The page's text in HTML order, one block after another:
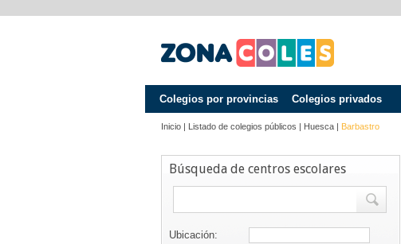
Colegios por provincias Colegios privados
Inicio | Listado de colegios públicos | Huesca | Barbastro
Búsqueda de centros escolares
Ubicación: